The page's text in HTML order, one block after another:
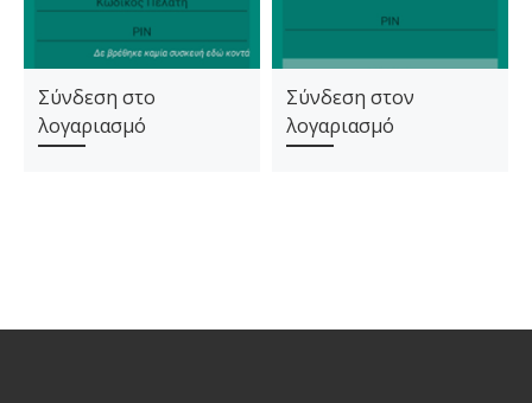
Σύνδεση στο
λογαριασμό
Σύνδεση στον
λογαριασμό